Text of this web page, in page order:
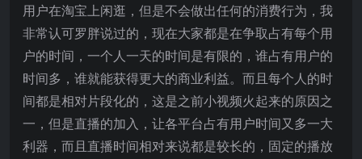
用户在淘宝上闲逛，但是不会做出任何的消费行为，我
非常认可罗胖说过的，现在大家都是在争取占有每个用
户的时间，一个人一天的时间是有限的，谁占有用户的
时间多，谁就能获得更大的商业利益。而且每个人的时
间都是相对片段化的，这是之前小视频火起来的原因之
一，但是直播的加入，让各平台占有用户时间又多一大
利器，而且直播时间相对来说都是较长的，固定的播放